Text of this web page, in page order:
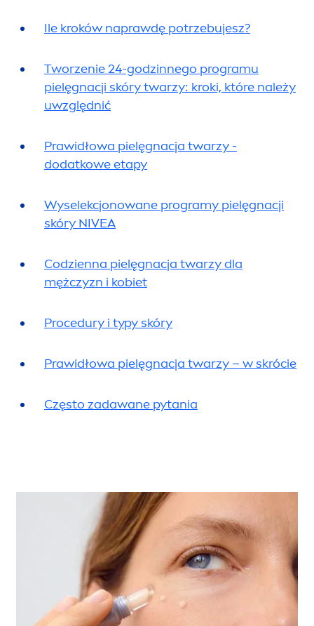
Ile kroków naprawdę potrzebujesz?
Tworzenie 24-godzinnego programu
pielęgnacji skóry twarzy: kroki, które należy
uwzględnić
Prawidłowa pielęgnacja twarzy -
dodatkowe etapy
Wyselekcjonowane programy pielęgnacji
skóry NIVEA
Codzienna pielęgnacja twarzy dla
mężczyzn i kobiet
Procedury i typy skóry
Prawidłowa pielęgnacja twarzy – w skrócie
Często zadawane pytania